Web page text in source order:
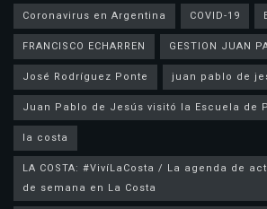
Coronavirus en Argentina
COVID-19
FRANCISCO ECHARREN
GESTION JUAN
José Rodríguez Ponte
juan pablo de
la costa
LA COSTA: #VivíLaCosta / La agenda de
de semana en La Costa